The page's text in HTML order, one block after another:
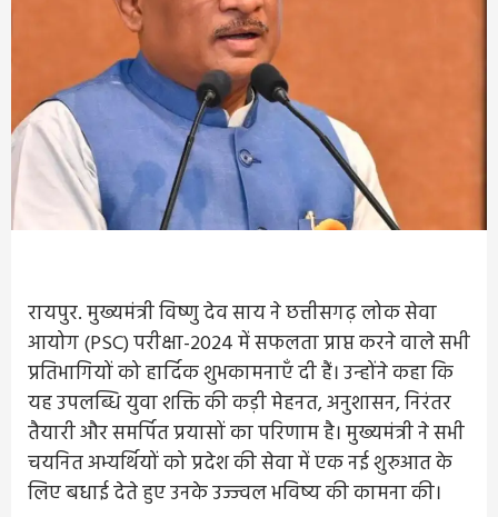
रायपुर. मुख्यमंत्री विष्णु देव साय ने छत्तीसगढ़ लोक सेवा
आयोग (PSC) परीक्षा-2024 में सफलता प्राप्त करने वाले सभी
प्रतिभागियों को हार्दिक शुभकामनाएँ दी हैं। उन्होंने कहा कि
यह उपलब्धि युवा शक्ति की कड़ी मेहनत, अनुशासन, निरंतर
तैयारी और समर्पित प्रयासों का परिणाम है। मुख्यमंत्री ने सभी
चयनित अभ्यर्थियों को प्रदेश की सेवा में एक नई शुरुआत के
लिए बधाई देते हुए उनके उज्ज्वल भविष्य की कामना की।